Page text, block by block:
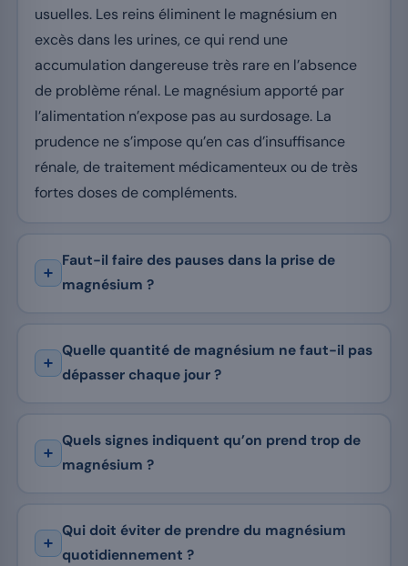
usuelles. Les reins éliminent le magnésium en
excès dans les urines, ce qui rend une
accumulation dangereuse très rare en l’absence
de problème rénal. Le magnésium apporté par
l’alimentation n’expose pas au surdosage. La
prudence ne s’impose qu’en cas d’insuffisance
rénale, de traitement médicamenteux ou de très
fortes doses de compléments.
Faut-il faire des pauses dans la prise de
magnésium ?
Quelle quantité de magnésium ne faut-il pas
dépasser chaque jour ?
Quels signes indiquent qu’on prend trop de
magnésium ?
Qui doit éviter de prendre du magnésium
quotidiennement ?